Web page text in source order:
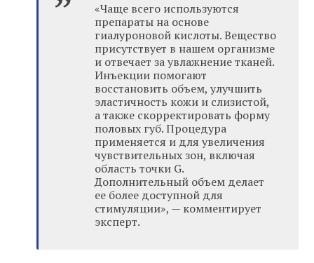
«Чаще всего используются
препараты на основе
гиалуроновой кислоты. Вещество
присутствует в нашем организме
и отвечает за увлажнение тканей.
Инъекции помогают
восстановить объем, улучшить
эластичность кожи и слизистой,
а также скорректировать форму
половых губ. Процедура
применяется и для увеличения
чувствительных зон, включая
область точки G.
Дополнительный объем делает
ее более доступной для
стимуляции», — комментирует
эксперт.